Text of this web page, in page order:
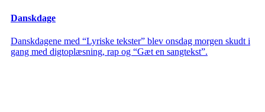
Danskdage
Danskdagene med “Lyriske tekster” blev onsdag morgen skudt i
gang med digtoplæsning, rap og “Gæt en sangtekst”.